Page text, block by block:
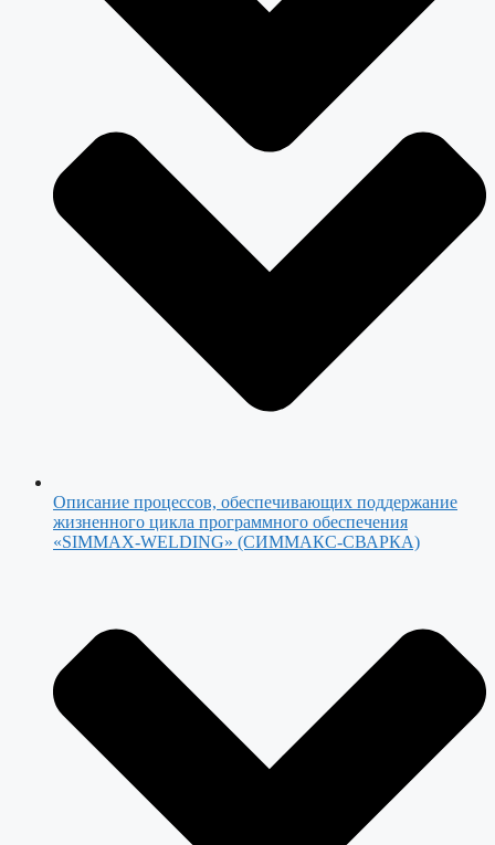
Описание процессов, обеспечивающих поддержание
жизненного цикла программного обеспечения
«SIMMAX-WELDING» (СИММАКС-СВАРКА)